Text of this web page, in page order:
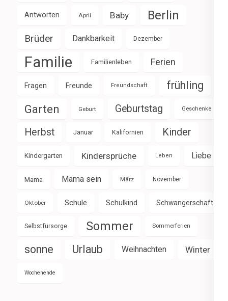
Antworten April Baby Berlin
Brüder Dankbarkeit Dezember
Familie Familienleben Ferien
Fragen Freunde Freundschaft frühling
Garten Geburt Geburtstag Geschenke
Herbst Januar Kalifornien Kinder
Kindergarten Kindersprüche Leben Liebe
Mama Mama sein März November
Oktober Schule Schulkind Schwangerschaft
Selbstfürsorge Sommer Sommerferien
sonne Urlaub Weihnachten Winter
Wochenende